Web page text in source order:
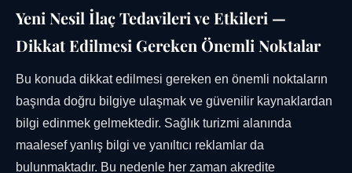
Yeni Nesil İlaç Tedavileri ve Etkileri —
Dikkat Edilmesi Gereken Önemli Noktalar
Bu konuda dikkat edilmesi gereken en önemli noktaların
başında doğru bilgiye ulaşmak ve güvenilir kaynaklardan
bilgi edinmek gelmektedir. Sağlık turizmi alanında
maalesef yanlış bilgi ve yanıltıcı reklamlar da
bulunmaktadır. Bu nedenle her zaman akredite